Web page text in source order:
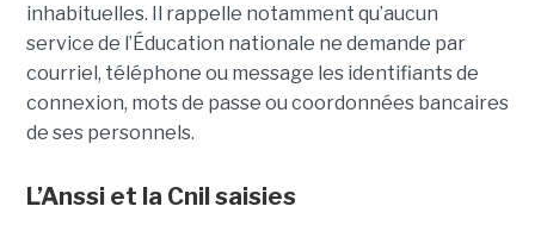
inhabituelles. Il rappelle notamment qu’aucun
service de l’Éducation nationale ne demande par
courriel, téléphone ou message les identifiants de
connexion, mots de passe ou coordonnées bancaires
de ses personnels.
L’Anssi et la Cnil saisies